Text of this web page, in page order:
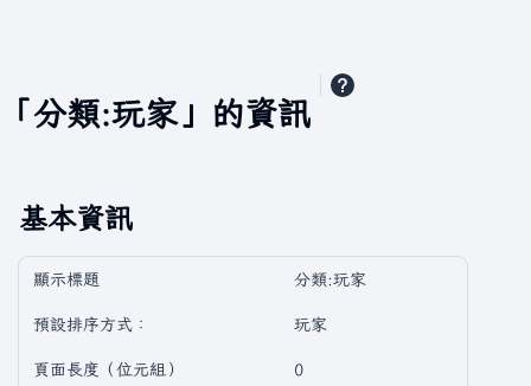
「分類:玩家」的資訊
基本資訊
顯示標題 分類:玩家
預設排序方式： 玩家
頁面長度（位元組） 0